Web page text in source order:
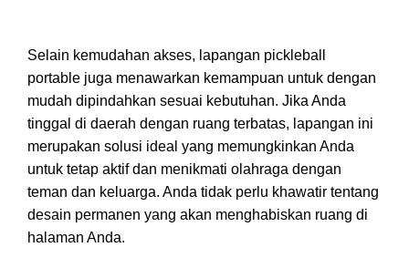
Selain kemudahan akses, lapangan pickleball
portable juga menawarkan kemampuan untuk dengan
mudah dipindahkan sesuai kebutuhan. Jika Anda
tinggal di daerah dengan ruang terbatas, lapangan ini
merupakan solusi ideal yang memungkinkan Anda
untuk tetap aktif dan menikmati olahraga dengan
teman dan keluarga. Anda tidak perlu khawatir tentang
desain permanen yang akan menghabiskan ruang di
halaman Anda.